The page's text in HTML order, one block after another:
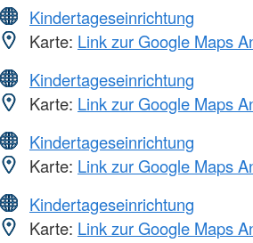
Kindertageseinrichtung
Karte: Link zur Google Maps
Kindertageseinrichtung
Karte: Link zur Google Maps
Kindertageseinrichtung
Karte: Link zur Google Maps
Kindertageseinrichtung
Karte: Link zur Google Maps